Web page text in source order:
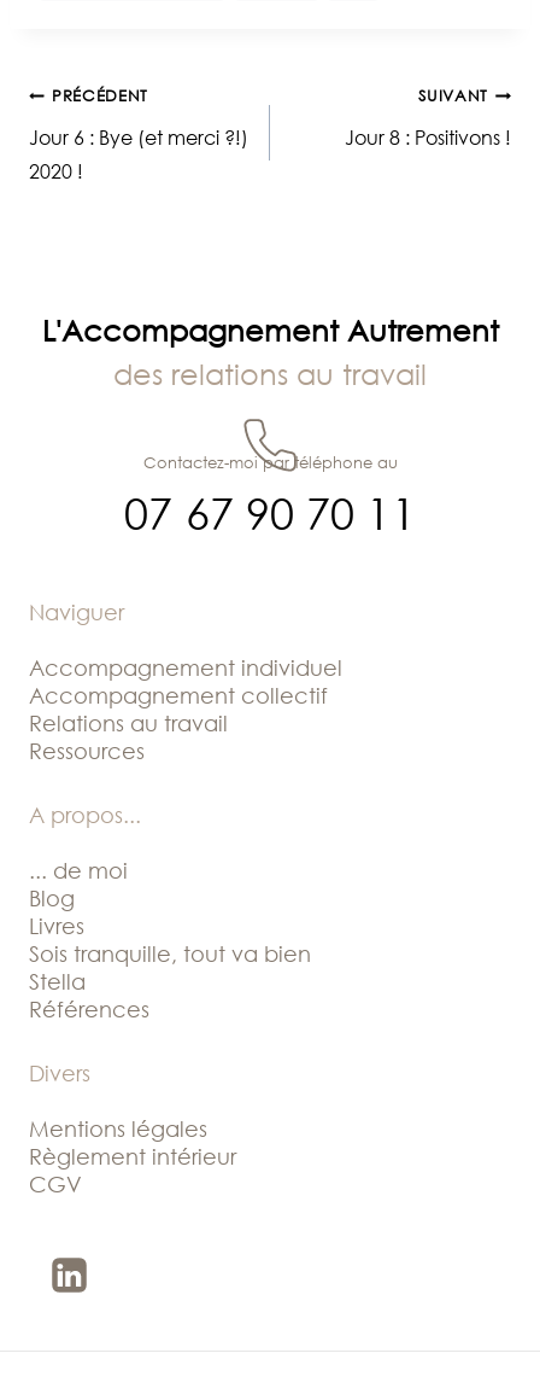
Navigation
de
PRÉCÉDENT
Jour 6 : Bye (et merci ?!)
2020 !
SUIVANT
Jour 8 : Positivons !
L'Accompagnement Autrement
des relations au travail
07 67 90 70 11
Contactez-moi par téléphone au
Naviguer
Accompagnement individuel
Accompagnement collectif
Relations au travail
Ressources
A propos...
... de moi
Blog
Livres
Sois tranquille, tout va bien
Stella
Références
Divers
Mentions légales
Règlement intérieur
CGV